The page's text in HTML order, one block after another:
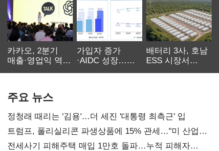
카카오, 2분기
매출·영업익 역대
가입자 증가
·AIDC 성장…
배터리 3사, 호남
ESS 시장서
주요 뉴스
정청래 때리는 '김용'…더 세진 '대통령 최측근' 입
트럼프, 폴리실리콘 파생상품에 15% 관세…"미 산업
재건"
전세사기 피해주택 매입 1만호 돌파…누적 피해자